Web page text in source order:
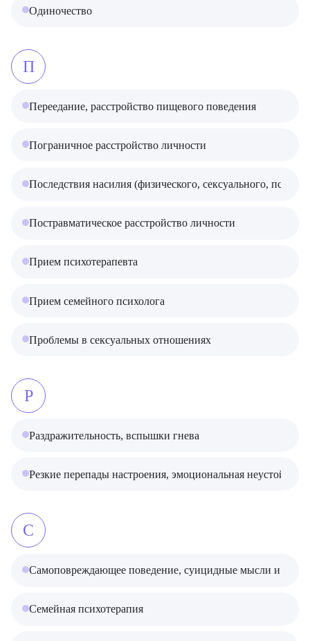
Одиночество
П
Переедание, расстройство пищевого поведения
Пограничное расстройство личности
Последствия насилия (физического, сексуального,
Постравматическое расстройство личности
Прием психотерапевта
Прием семейного психолога
Проблемы в сексуальных отношениях
Р
Раздражительность, вспышки гнева
Резкие перепады настроения, эмоциональная
С
Самоповреждающее поведение, суицидные мысли и
Семейная психотерапия
Я даю согласие наобработку персональных данных